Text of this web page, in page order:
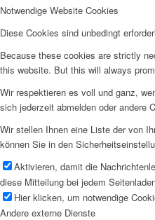
Notwendige Website Cookies
Diese Cookies sind unbedingt
Because these cookies are strictly
this website. But this will always
Wir respektieren es voll und ganz,
sich jederzeit abmelden oder andere
Wir stellen Ihnen eine Liste der von
können Sie in den
Aktivieren, damit die
diese Mitteilung bei jedem
Hier klicken, um notwendige
Andere externe Dienste